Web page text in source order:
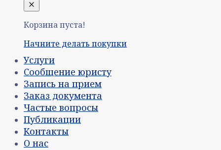
Корзина пуста!
Начните делать покупки
Услуги
Сообщение юристу
Запись на прием
Заказ документа
Частые вопросы
Публикации
Контакты
О нас